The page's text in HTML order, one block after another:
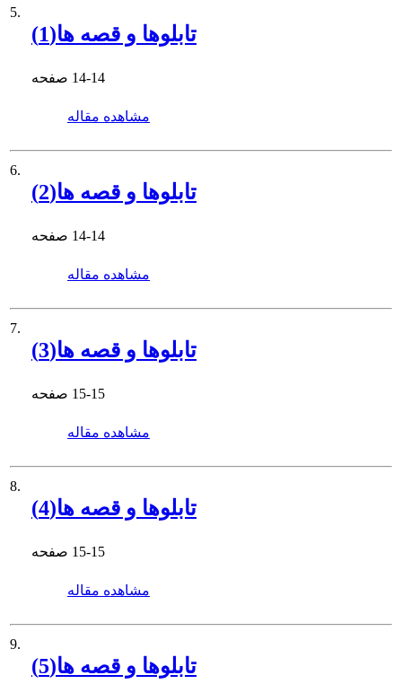
5.
تابلوها و قصه ها(1)
14-14
مشاهده مقاله
6.
تابلوها و قصه ها(2)
14-14
مشاهده مقاله
7.
تابلوها و قصه ها(3)
15-15
مشاهده مقاله
8.
تابلوها و قصه ها(4)
15-15
مشاهده مقاله
9.
تابلوها و قصه ها(5)